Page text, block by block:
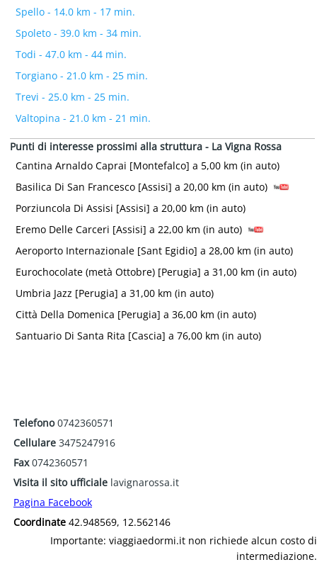
Spello - 14.0 km - 17 min.
Spoleto - 39.0 km - 34 min.
Todi - 47.0 km - 44 min.
Torgiano - 21.0 km - 25 min.
Trevi - 25.0 km - 25 min.
Valtopina - 21.0 km - 21 min.
Punti di interesse prossimi alla struttura - La Vigna Rossa
Cantina Arnaldo Caprai [Montefalco] a 5,00 km (in auto)
Basilica Di San Francesco [Assisi] a 20,00 km (in auto)
Porziuncola Di Assisi [Assisi] a 20,00 km (in auto)
Eremo Delle Carceri [Assisi] a 22,00 km (in auto)
Aeroporto Internazionale [Sant Egidio] a 28,00 km (in auto)
Eurochocolate (metà Ottobre) [Perugia] a 31,00 km (in auto)
Umbria Jazz [Perugia] a 31,00 km (in auto)
Città Della Domenica [Perugia] a 36,00 km (in auto)
Santuario Di Santa Rita [Cascia] a 76,00 km (in auto)
Telefono0742360571
Cellulare 3475247916
Fax0742360571
Visita il sito ufficiale lavignarossa.it
Pagina Facebook
Coordinate 42.948569, 12.562146
Importante: viaggiaedormi.it non richiede alcun costo di
intermediazione.